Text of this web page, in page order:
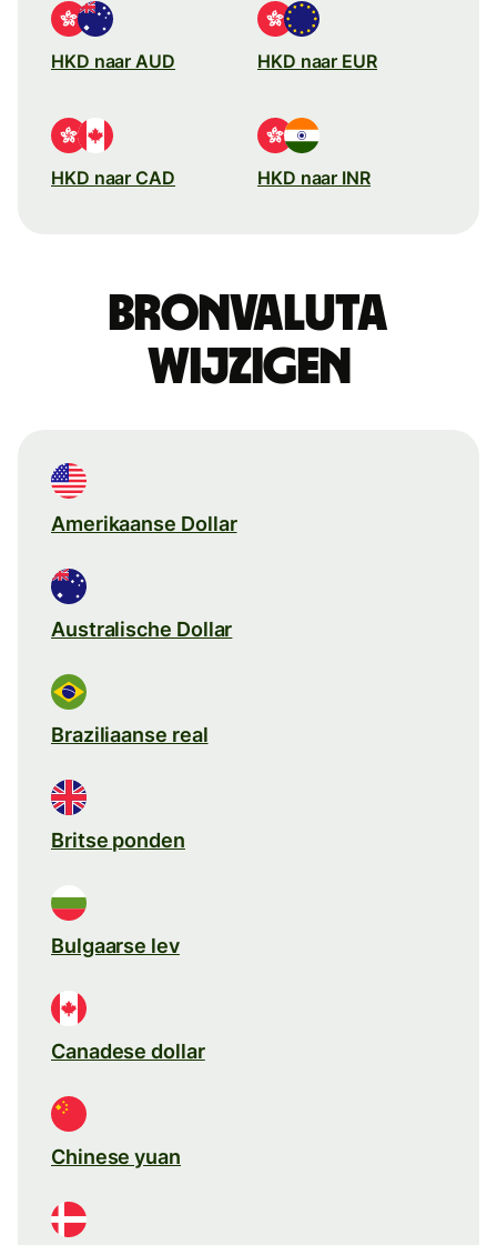
HKD naar AUD HKD naar EUR
HKD naar CAD HKD naar INR
Bronvaluta
wijzigen
Amerikaanse Dollar
Australische Dollar
Braziliaanse real
Britse ponden
Bulgaarse lev
Canadese dollar
Chinese yuan